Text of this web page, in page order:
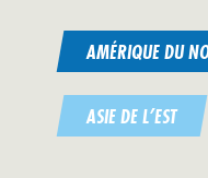
AMÉRIQUE DU
ASIE DE L’EST